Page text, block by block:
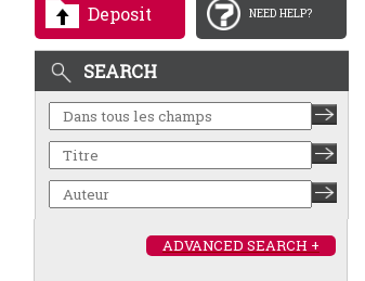
Deposit NEED HELP?
SEARCH
ADVANCED SEARCH +